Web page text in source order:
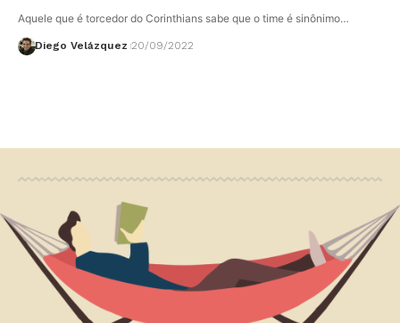
Aquele que é torcedor do Corinthians sabe que o time é sinônimo…
Diego Velázquez 20/09/2022